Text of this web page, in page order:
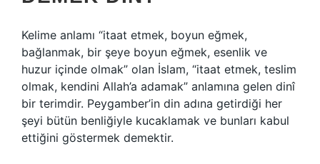
Kelime anlamı “itaat etmek, boyun eğmek,
bağlanmak, bir şeye boyun eğmek, esenlik ve
huzur içinde olmak” olan İslam, “itaat etmek, teslim
olmak, kendini Allah’a adamak” anlamına gelen dinî
bir terimdir. Peygamber’in din adına getirdiği her
şeyi bütün benliğiyle kucaklamak ve bunları kabul
ettiğini göstermek demektir.